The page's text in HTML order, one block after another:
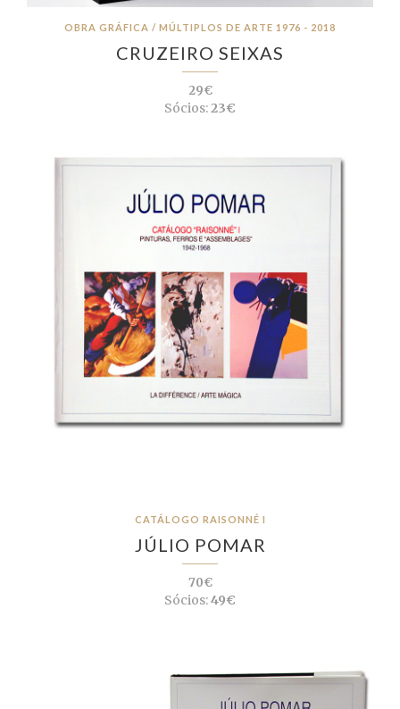
OBRA GRÁFICA / MÚLTIPLOS DE ARTE 1976 - 2018
CRUZEIRO SEIXAS
29€
Sócios:23€
CATÁLOGO RAISONNÉ I
JÚLIO POMAR
70€
Sócios:49€